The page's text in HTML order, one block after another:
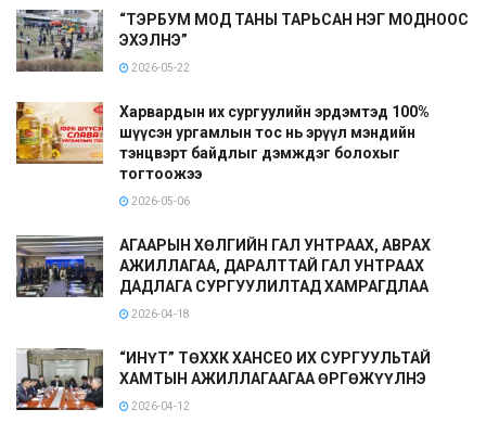
“ТЭРБУМ МОД ТАНЫ ТАРЬСАН НЭГ МОДНООС
ЭХЭЛНЭ”
2026-05-22
Харвардын их сургуулийн эрдэмтэд 100%
шүүсэн ургамлын тос нь эрүүл мэндийн
тэнцвэрт байдлыг дэмждэг болохыг
тогтоожээ
2026-05-06
АГААРЫН ХӨЛГИЙН ГАЛ УНТРААХ, АВРАХ
АЖИЛЛАГАА, ДАРАЛТТАЙ ГАЛ УНТРААХ
ДАДЛАГА СУРГУУЛИЛТАД ХАМРАГДЛАА
2026-04-18
“ИНҮТ” ТӨХХК ХАНСЕО ИХ СУРГУУЛЬТАЙ
ХАМТЫН АЖИЛЛАГААГАА ӨРГӨЖҮҮЛНЭ
2026-04-12